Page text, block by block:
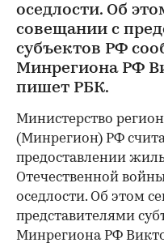
оседлости. Об
совещании с
субъектов РФ
Минрегиона РФ
пишет РБК.
Министерство
(Минрегион) РФ
предоставлении
Отечественной
оседлости. Об этом
представителями
Минрегиона РФ